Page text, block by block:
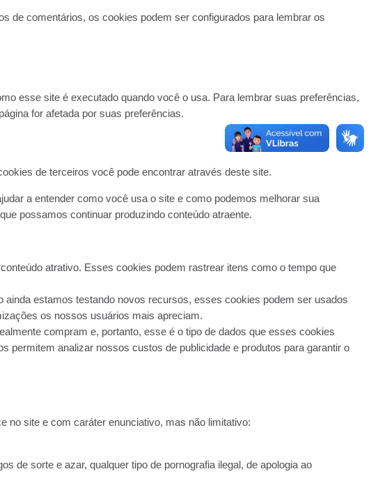
de comentários, os cookies podem ser configurados para lembrar os
esse site é executado quando você o usa. Para lembrar suas preferências,
for afetada por suas preferências.
de terceiros você pode encontrar através deste site.
a entender como você usa o site e como podemos melhorar sua
possamos continuar produzindo conteúdo atraente.
atrativo. Esses cookies podem rastrear itens como o tempo que
estamos testando novos recursos, esses cookies podem ser usados
os nossos usuários mais apreciam.
compram e, portanto, esse é o tipo de dados que esses cookies
permitem analizar nossos custos de publicidade e produtos para garantir o
no site e com caráter enunciativo, mas não limitativo:
de sorte e azar, qualquer tipo de pornografia ilegal, de apologia ao